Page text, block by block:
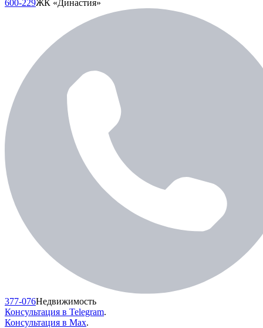
600-229ЖК «Династия»
377-076Недвижимость
Консультация в Telegram.
Консультация в Max.